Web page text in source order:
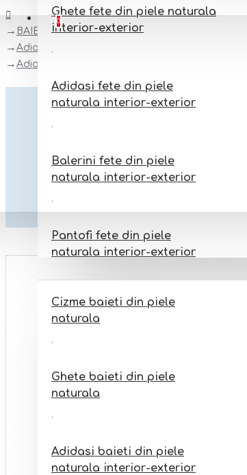
FavoriteAdauga la favorite
0
Ghete fete din piele naturala
interior-exterior
Adidasi fete din piele
naturala interior-exterior
Balerini fete din piele
naturala interior-exterior
Pantofi fete din piele
naturala interior-exterior
Sandale fete din piele
naturala interior-exterior
Cizme baieti din piele
naturala
Ghete baieti din piele
naturala
Adidasi baieti din piele
naturala interior-exterior
BAIETI
Adidasi baieti din piele naturala interior-exterior
Adidasi copii din piele naturala model DALLAS